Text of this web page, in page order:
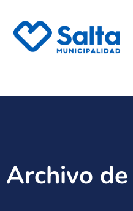
Archivo